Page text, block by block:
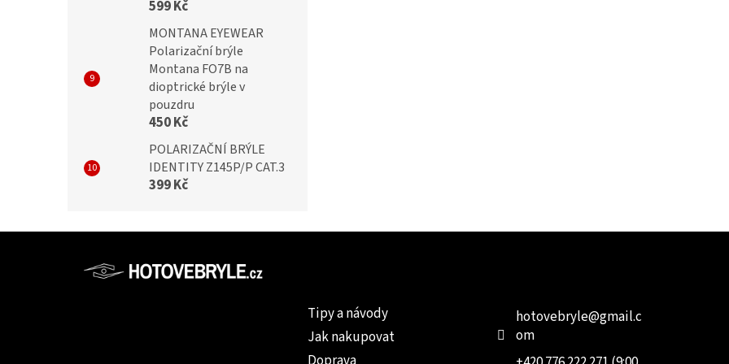
599 Kč
MONTANA EYEWEAR
Polarizační brýle
Montana FO7B na
dioptrické brýle v
pouzdru
450 Kč
POLARIZAČNÍ BRÝLE
IDENTITY Z145P/P CAT.3
399 Kč
Tipy a návody
Jak nakupovat
hotovebryle@gmail.c
om